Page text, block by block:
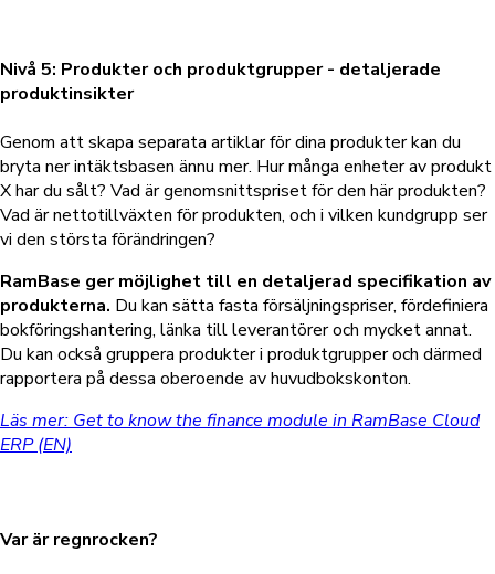
Nivå 5: Produkter och produktgrupper - detaljerade
produktinsikter
Genom att skapa separata artiklar för dina produkter kan du
bryta ner intäktsbasen ännu mer. Hur många enheter av produkt
X har du sålt? Vad är genomsnittspriset för den här produkten?
Vad är nettotillväxten för produkten, och i vilken kundgrupp ser
vi den största förändringen?
RamBase ger möjlighet till en detaljerad specifikation av
produkterna. Du kan sätta fasta försäljningspriser, fördefiniera
bokföringshantering, länka till leverantörer och mycket annat.
Du kan också gruppera produkter i produktgrupper och därmed
rapportera på dessa oberoende av huvudbokskonton.
Läs mer: Get to know the finance module in RamBase Cloud
ERP (EN)
Var är regnrocken?